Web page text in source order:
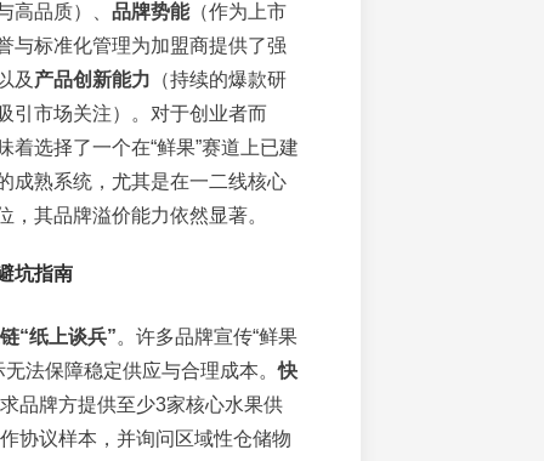
高品质）、 品牌势能（作为上市
与标准化管理为加盟商提供了强
及 产品创新能力 （持续的爆款研
引市场关注）。对于创业者而
着选择了一个在“鲜果”赛道上已建
成熟系统，尤其是在一二线核心
，其品牌溢价能力依然显著。
坑指南
“纸上谈兵”。许多品牌宣传“鲜果
无法保障稳定供应与合理成本。快
品牌方提供至少3家核心水果供
协议样本，并询问区域性仓储物